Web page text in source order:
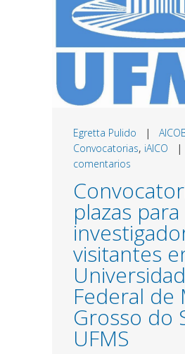
Egretta Pulido |
Convocatorias, iAICO |
comentarios
plazas para
visitantes
Universidad
Federal de
Grosso do
UFMS